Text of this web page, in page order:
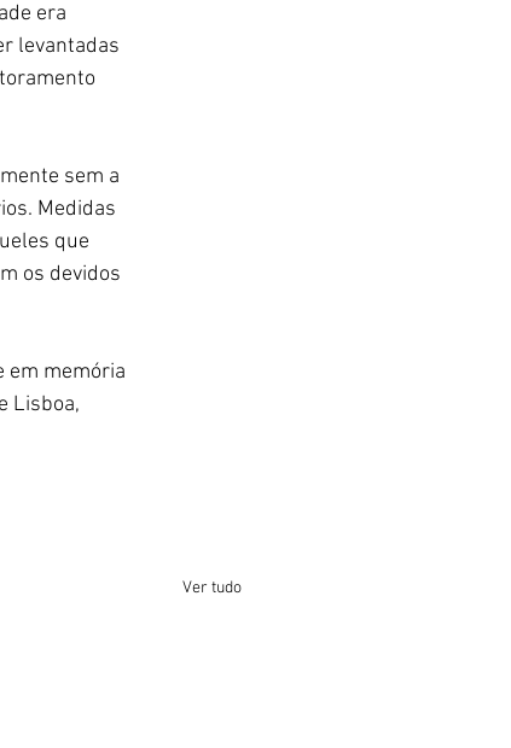
era
levantadas
sem a
Medidas
que
os devidos
em memória
Lisboa,
Ver tudo